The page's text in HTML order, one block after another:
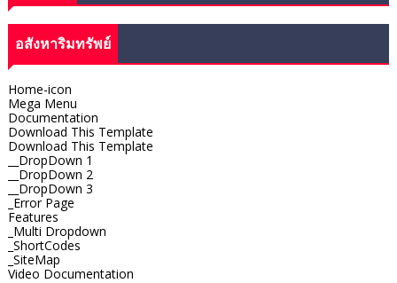
อสังหาริมทรัพย์
Home-icon
Mega Menu
Documentation
Download This Template
Download This Template
__DropDown 1
__DropDown 2
__DropDown 3
_Error Page
Features
_Multi Dropdown
_ShortCodes
_SiteMap
Video Documentation